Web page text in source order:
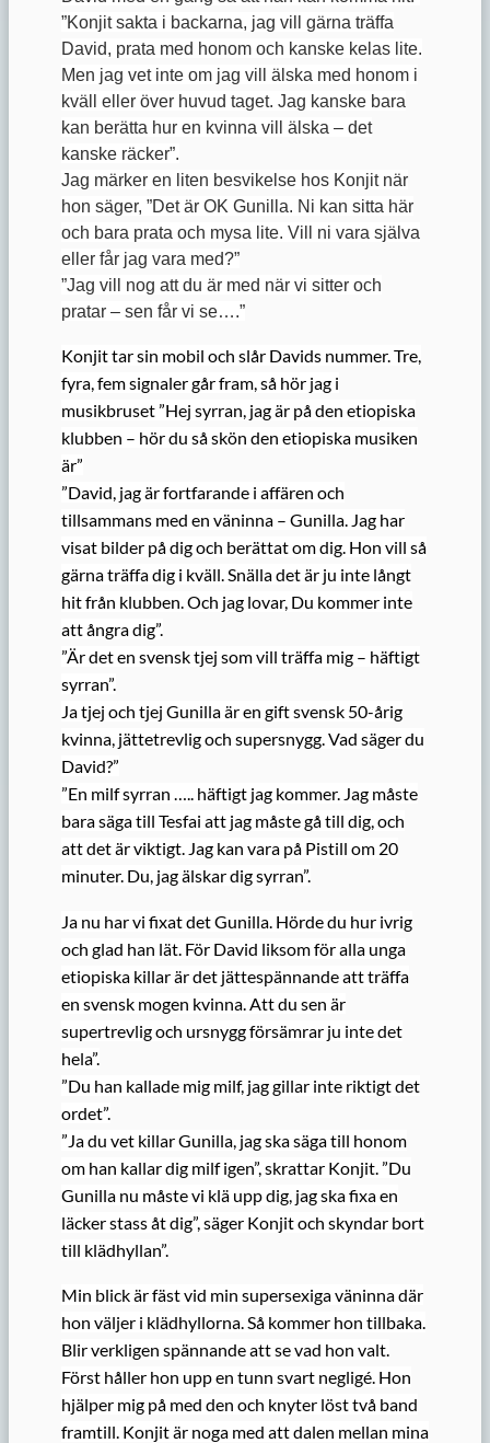
”Konjit sakta i backarna, jag vill gärna träffa
David, prata med honom och kanske kelas lite.
Men jag vet inte om jag vill älska med honom i
kväll eller över huvud taget. Jag kanske bara
kan berätta hur en kvinna vill älska – det
kanske räcker”.
Jag märker en liten besvikelse hos Konjit när
hon säger, ”Det är OK Gunilla. Ni kan sitta här
och bara prata och mysa lite. Vill ni vara själva
eller får jag vara med?”
”Jag vill nog att du är med när vi sitter och
pratar – sen får vi se….”
Konjit tar sin mobil och slår Davids nummer. Tre,
fyra, fem signaler går fram, så hör jag i
musikbruset ”Hej syrran, jag är på den etiopiska
klubben – hör du så skön den etiopiska musiken
är”
”David, jag är fortfarande i affären och
tillsammans med en väninna – Gunilla. Jag har
visat bilder på dig och berättat om dig. Hon vill så
gärna träffa dig i kväll. Snälla det är ju inte långt
hit från klubben. Och jag lovar, Du kommer inte
att ångra dig”.
”Är det en svensk tjej som vill träffa mig – häftigt
syrran”.
Ja tjej och tjej Gunilla är en gift svensk 50-årig
kvinna, jättetrevlig och supersnygg. Vad säger du
David?”
”En milf syrran ….. häftigt jag kommer. Jag måste
bara säga till Tesfai att jag måste gå till dig, och
att det är viktigt. Jag kan vara på Pistill om 20
minuter. Du, jag älskar dig syrran”.
Ja nu har vi fixat det Gunilla. Hörde du hur ivrig
och glad han lät. För David liksom för alla unga
etiopiska killar är det jättespännande att träffa
en svensk mogen kvinna. Att du sen är
supertrevlig och ursnygg försämrar ju inte det
hela”.
”Du han kallade mig milf, jag gillar inte riktigt det
ordet”.
”Ja du vet killar Gunilla, jag ska säga till honom
om han kallar dig milf igen”, skrattar Konjit. ”Du
Gunilla nu måste vi klä upp dig, jag ska fixa en
läcker stass åt dig”, säger Konjit och skyndar bort
till klädhyllan”.
Min blick är fäst vid min supersexiga väninna där
hon väljer i klädhyllorna. Så kommer hon tillbaka.
Blir verkligen spännande att se vad hon valt.
Först håller hon upp en tunn svart negligé. Hon
hjälper mig på med den och knyter löst två band
framtill. Konjit är noga med att dalen mellan mina